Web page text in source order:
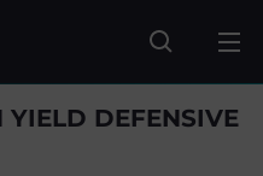
Fonds
DEFENSIVE